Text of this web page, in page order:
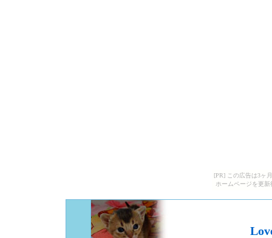
[PR] この広告は3ヶ
ホームページを更